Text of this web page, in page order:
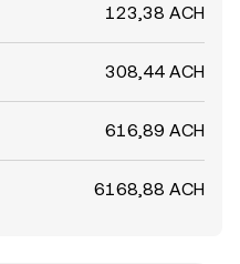
123,38 ACH
308,44 ACH
616,89 ACH
6168,88 ACH